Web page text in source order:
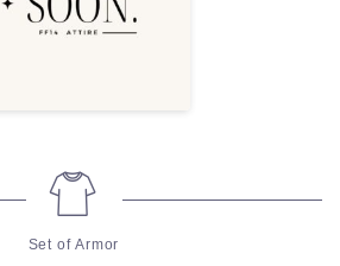
Set of Armor